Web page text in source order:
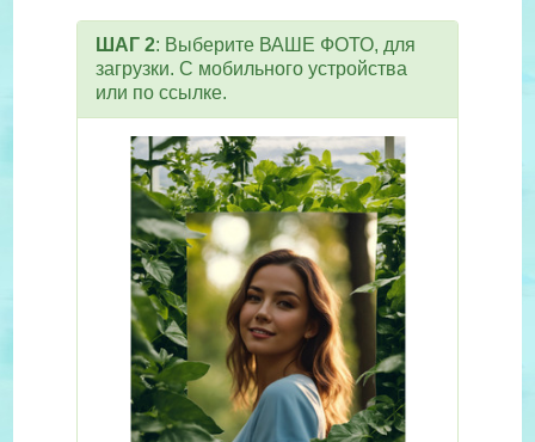
ШАГ 2: Выберите ВАШЕ ФОТО, для
загрузки. С мобильного устройства
или по ссылке.